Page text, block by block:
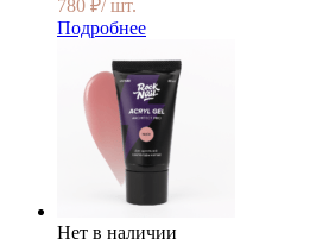
780 ₽/ шт.
Подробнее
Нет в наличии